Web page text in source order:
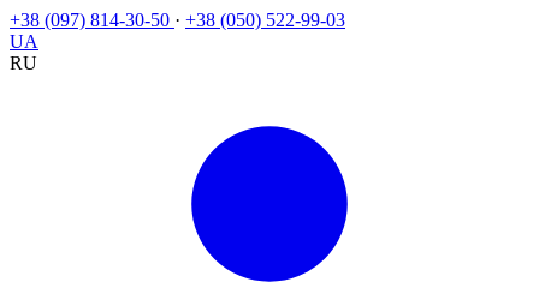
+38 (097) 814-30-50 · +38 (050) 522-99-03
UA
RU